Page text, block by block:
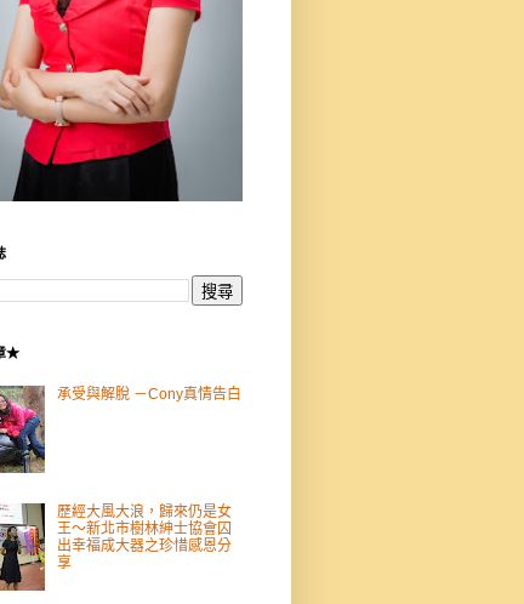
★
承受與解脫 －Cony真情告白
歷經大風大浪，歸來仍是女
王～新北市樹林紳士協會囚
出幸福成大器之珍惜感恩分
享